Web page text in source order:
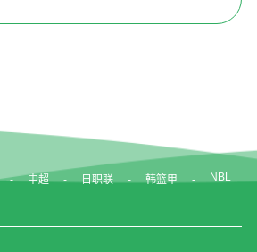
中超 日职联 韩篮甲 NBL